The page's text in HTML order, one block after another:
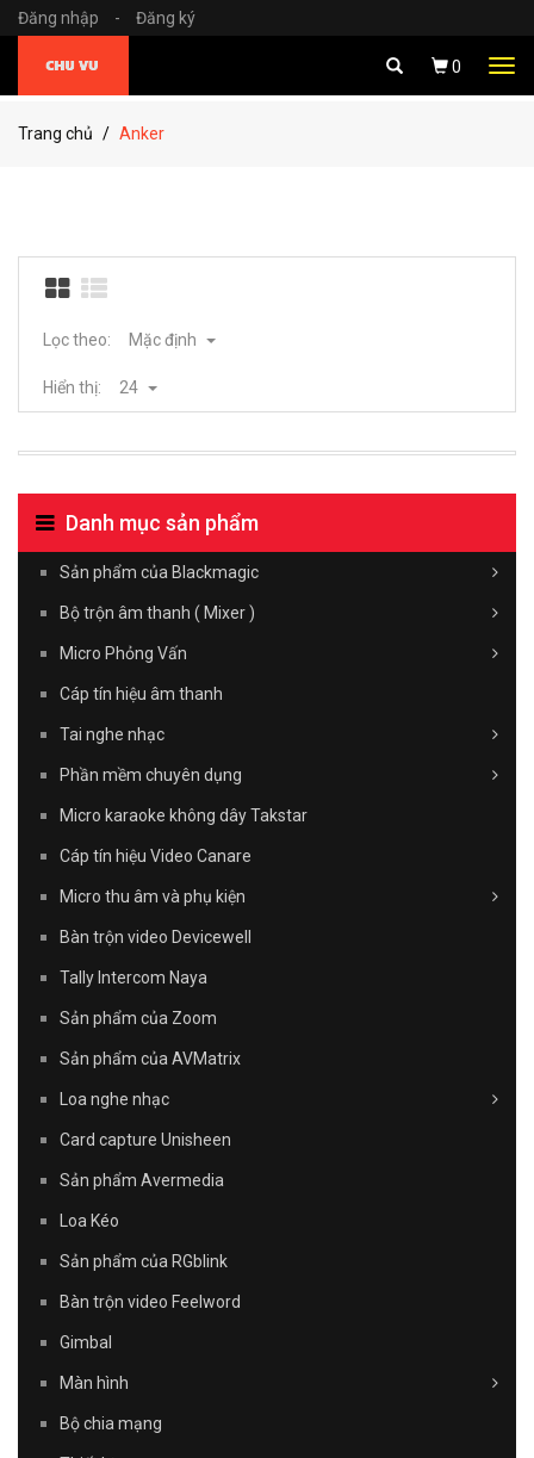
Đăng nhập - Đăng ký
0
Trang chủ Anker
Lọc theo: Mặc định
Hiển thị: 24
Danh mục sản phẩm
Sản phẩm của Blackmagic
Bộ trộn âm thanh ( Mixer )
Micro Phỏng Vấn
Cáp tín hiệu âm thanh
Tai nghe nhạc
Phần mềm chuyên dụng
Micro karaoke không dây Takstar
Cáp tín hiệu Video Canare
Micro thu âm và phụ kiện
Bàn trộn video Devicewell
Tally Intercom Naya
Sản phẩm của Zoom
Sản phẩm của AVMatrix
Loa nghe nhạc
Card capture Unisheen
Sản phẩm Avermedia
Loa Kéo
Sản phẩm của RGblink
Bàn trộn video Feelword
Gimbal
Màn hình
Bộ chia mạng